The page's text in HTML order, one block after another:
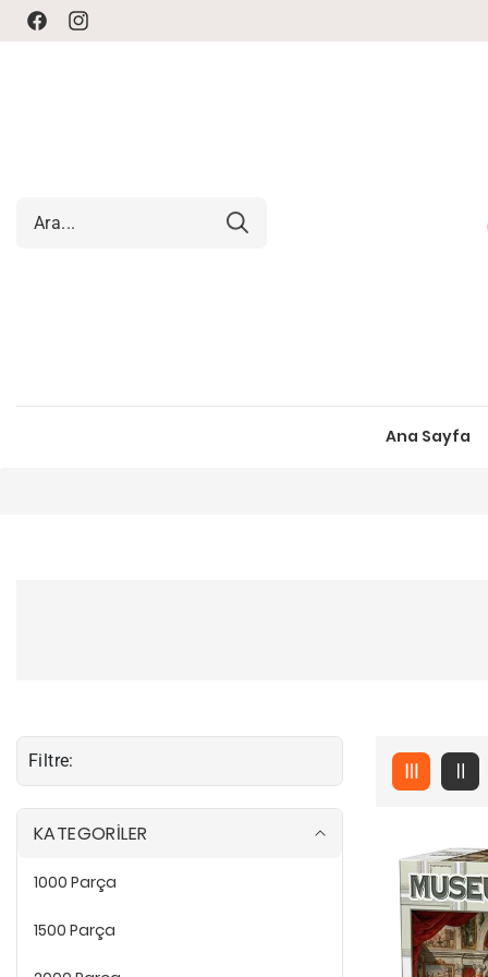
FacebookInstagram
Ana Sayfa
Filtre:
KATEGORİLER
1000 Parça
1
0
1500 Parça
1